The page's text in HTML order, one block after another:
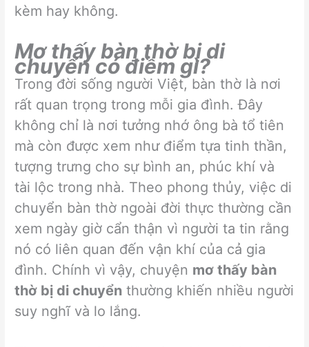
kèm hay không.
Mơ thấy bàn thờ bị di
chuyển có điềm gì?
Trong đời sống người Việt, bàn thờ là nơi
rất quan trọng trong mỗi gia đình. Đây
không chỉ là nơi tưởng nhớ ông bà tổ tiên
mà còn được xem như điểm tựa tinh thần,
tượng trưng cho sự bình an, phúc khí và
tài lộc trong nhà. Theo phong thủy, việc di
chuyển bàn thờ ngoài đời thực thường cần
xem ngày giờ cẩn thận vì người ta tin rằng
nó có liên quan đến vận khí của cả gia
đình. Chính vì vậy, chuyện mơ thấy bàn
thờ bị di chuyển thường khiến nhiều người
suy nghĩ và lo lắng.